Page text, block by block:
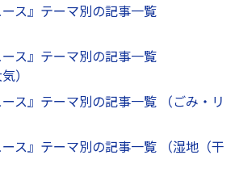
ス』テーマ別の記事一覧
ス』テーマ別の記事一覧
）
ス』テーマ別の記事一覧 （ごみ・リ
ース』テーマ別の記事一覧 （湿地（干